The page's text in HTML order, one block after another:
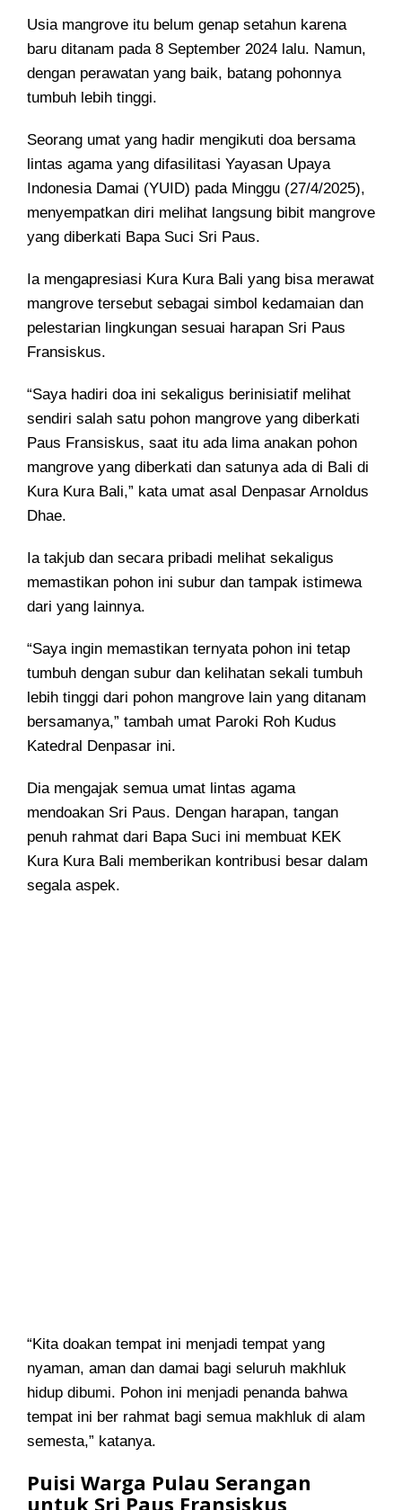
Usia mangrove itu belum genap setahun karena
baru ditanam pada 8 September 2024 lalu. Namun,
dengan perawatan yang baik, batang pohonnya
tumbuh lebih tinggi.
Seorang umat yang hadir mengikuti doa bersama
lintas agama yang difasilitasi Yayasan Upaya
Indonesia Damai (YUID) pada Minggu (27/4/2025),
menyempatkan diri melihat langsung bibit mangrove
yang diberkati Bapa Suci Sri Paus.
Ia mengapresiasi Kura Kura Bali yang bisa merawat
mangrove tersebut sebagai simbol kedamaian dan
pelestarian lingkungan sesuai harapan Sri Paus
Fransiskus.
“Saya hadiri doa ini sekaligus berinisiatif melihat
sendiri salah satu pohon mangrove yang diberkati
Paus Fransiskus, saat itu ada lima anakan pohon
mangrove yang diberkati dan satunya ada di Bali di
Kura Kura Bali,” kata umat asal Denpasar Arnoldus
Dhae.
Ia takjub dan secara pribadi melihat sekaligus
memastikan pohon ini subur dan tampak istimewa
dari yang lainnya.
“Saya ingin memastikan ternyata pohon ini tetap
tumbuh dengan subur dan kelihatan sekali tumbuh
lebih tinggi dari pohon mangrove lain yang ditanam
bersamanya,” tambah umat Paroki Roh Kudus
Katedral Denpasar ini.
Dia mengajak semua umat lintas agama
mendoakan Sri Paus. Dengan harapan, tangan
penuh rahmat dari Bapa Suci ini membuat KEK
Kura Kura Bali memberikan kontribusi besar dalam
segala aspek.
“Kita doakan tempat ini menjadi tempat yang
nyaman, aman dan damai bagi seluruh makhluk
hidup dibumi. Pohon ini menjadi penanda bahwa
tempat ini ber rahmat bagi semua makhluk di alam
semesta,” katanya.
Puisi Warga Pulau Serangan
untuk Sri Paus Fransiskus